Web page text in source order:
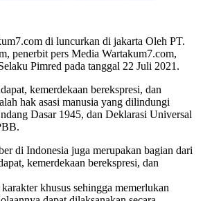
di luncurkan di jakarta Oleh PT.
penerbit pers Media Wartakum7.com,
Pimred pada tanggal 22 Juli 2021.
kemerdekaan berekspresi, dan
hak asasi manusia yang dilindungi
Dasar 1945, dan Deklarasi Universal
di Indonesia juga merupakan bagian dari
kemerdekaan berekspresi, dan
khusus sehingga memerlukan